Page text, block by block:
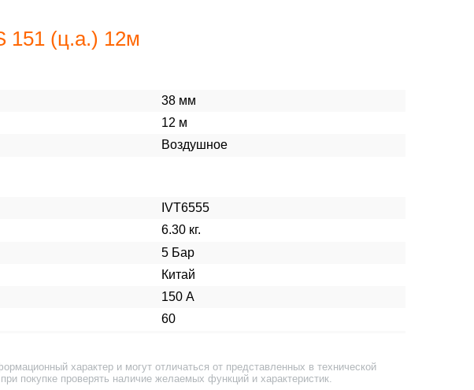
151 (ц.а.) 12м
38 мм
12 м
Воздушное
IVT6555
6.30 кг.
5 Бар
Китай
150 А
60
характер и могут отличаться от представленных в технической
покупке проверять наличие желаемых функций и характеристик.